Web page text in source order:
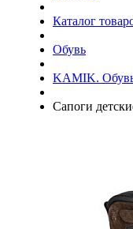
Каталог
Обувь
KAMIK.
Сапоги